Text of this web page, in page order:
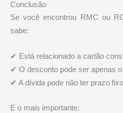
Conclusão
Se você encontrou RMC ou
sabe:
✔ Está relacionado a cartão
✔ O desconto pode ser apenas
✔ A dívida pode não ter prazo fixo
E o mais importante: